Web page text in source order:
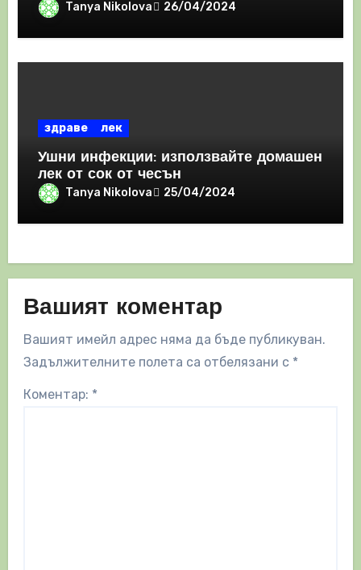
Tanya Nikolova 26/04/2024
здраве лек
Ушни инфекции: използвайте домашен
лек от сок от чесън
Tanya Nikolova 25/04/2024
Вашият коментар
Вашият имейл адрес няма да бъде публикуван.
Задължителните полета са отбелязани с *
Коментар: *